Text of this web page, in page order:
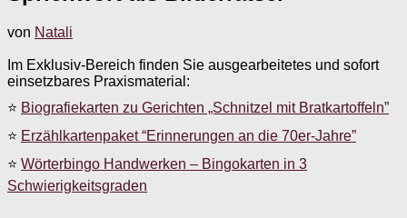
von Natali
Im Exklusiv-Bereich finden Sie ausgearbeitetes und sofort
einsetzbares Praxismaterial:
⭐ Biografiekarten zu Gerichten „Schnitzel mit Bratkartoffeln”
⭐ Erzählkartenpaket “Erinnerungen an die 70er-Jahre”
⭐ Wörterbingo Handwerken – Bingokarten in 3
Schwierigkeitsgraden